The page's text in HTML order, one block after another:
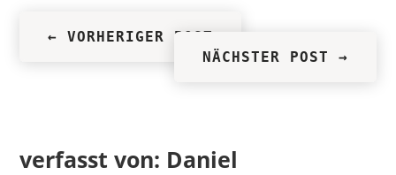
←VORHERIGER POST
NÄCHSTER POST →
verfasst von: Daniel